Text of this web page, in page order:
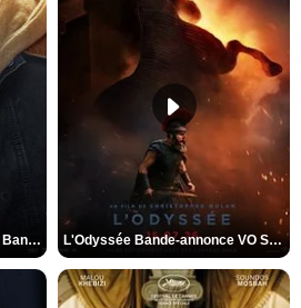
Spider-Man: Brand New Day Bande-annonce VO STFR L'Odyssée Bande-annonce VO STFR